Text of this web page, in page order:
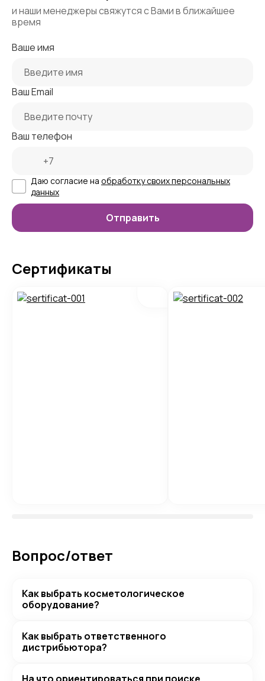
и наши менеджеры свяжутся с Вами в ближайшее
время
Ваше имя
Ваш Email
Ваш телефон
Даю согласие на обработку своих персональных
данных
Сертификаты
Вопрос/ответ
Как выбрать косметологическое
оборудование?
Как выбрать ответственного
дистрибьютора?